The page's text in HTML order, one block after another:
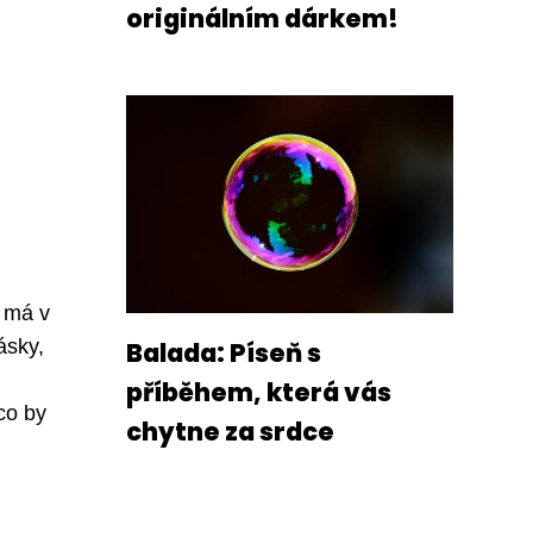
v
by
originálním dárkem!
Balada: Píseň s
příběhem, která vás
chytne za srdce